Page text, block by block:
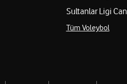
Sultanlar Ligi
Tüm Voleybol